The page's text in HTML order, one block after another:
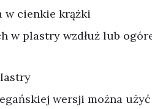
w cienkie krążki
w plastry wzdłuż lub
wersji można